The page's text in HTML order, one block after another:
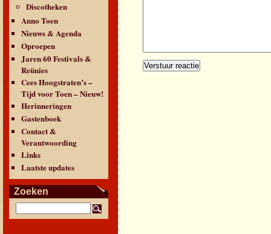
Discotheken
Anno Toen
Nieuws & Agenda
Oproepen
Jaren 60 Festivals &
Reünies
Cees Hoogstraten’s –
Tijd voor Toen – Nieuw!
Herinneringen
Gastenboek
Contact &
Verantwoording
Links
Laatste updates
Zoeken